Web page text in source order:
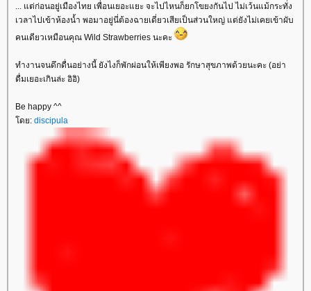
... แต่ก่อนอยู่เมืองไทย เพื่อนเยอะแยะ จะไปไหนก็ยกโขยงกันไป ไม่เว้นแม้กระทั่ง
เวลาไปเข้าห้องน้ำ พอมาอยู่นี่ต้องฉายเดี่ยวเสียเป็นส่วนใหญ่ แต่ยังไม่เคยเข้าผับ
คนเดียวเหมือนคุณ Wild Strawberries นะคะ
ทำงานจนดึกดื่นอย่างนี้ ยังไงก็พักผ่อนให้เพียงพอ รักษาสุขภาพด้วยนะคะ (อย่า
ดื่มเยอะเกินล่ะ อิอิ)
Be happy ^^
ดย: discipula